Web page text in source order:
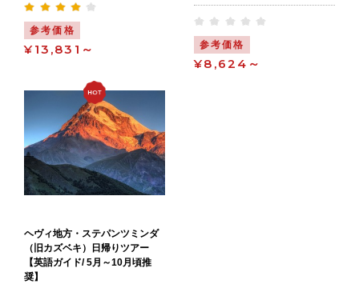
参考価格
¥13,831～ 参考価格
¥8,624～
ヘヴィ地方・ステパンツミンダ
（旧カズベキ）日帰りツアー
【英語ガイド/ 5月～10月頃推
奨】